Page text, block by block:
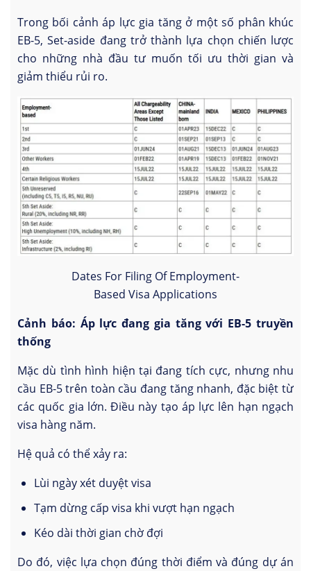
Trong bối cảnh áp lực gia tăng ở một số phân khúc
EB-5, Set-aside đang trở thành lựa chọn chiến lược
cho những nhà đầu tư muốn tối ưu thời gian và
giảm thiểu rủi ro.
Dates For Filing Of Employment-
Based Visa Applications
Cảnh báo: Áp lực đang gia tăng với EB-5 truyền
thống
Mặc dù tình hình hiện tại đang tích cực, nhưng nhu
cầu EB-5 trên toàn cầu đang tăng nhanh, đặc biệt từ
các quốc gia lớn. Điều này tạo áp lực lên hạn ngạch
visa hàng năm.
Hệ quả có thể xảy ra:
Lùi ngày xét duyệt visa
Tạm dừng cấp visa khi vượt hạn ngạch
Kéo dài thời gian chờ đợi
Do đó, việc lựa chọn đúng thời điểm và đúng dự án